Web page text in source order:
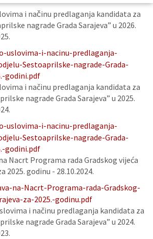
i načinu predlaganja kandidata za
nagrade Grada Sarajeva” u 2026.
uslovima-i-nacinu-predlaganja-
Sestoaprilske-nagrade-Grada-
godini.pdf
i načinu predlaganja kandidata za
nagrade Grada Sarajeva” u 2025.
uslovima-i-nacinu-predlaganja-
Sestoaprilske-nagrade-Grada-
godini.pdf
Nacrt Programa rada Gradskog vijeća
2025. godinu - 28.10.2024.
na-Nacrt-Programa-rada-Gradskog-
za-2025.-godinu.pdf
i načinu predlaganja kandidata za
nagrade Grada Sarajeva” u 2024.